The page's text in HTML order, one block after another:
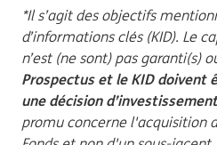
*Il s’agit des objectifs
d’informations clés (KID). Le
n’est (ne sont) pas garanti(s)
Prospectus et le KID doivent
une décision
promu concerne l'acquisition